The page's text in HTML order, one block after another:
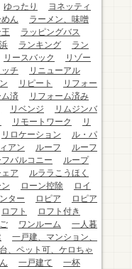
ゆったり
ヨネッティ
めん
ラーメン、味噌
ラッピングバス
ランキング
ラン
リースバック
リゾー
ッチ
リニューアル
リピート
リフォー
ム済
リフォーム済み
リベンジ
リムジンバ
リモートワーク
リ
リロケーション
ル・パ
アン
ルーフ
ルーフ
フバルコニー
ループ
ア
ルララこうほく
ローン控除
ロイ
ター
ロピア
ロピア
ロフト
ロフト付き
ワンルーム
一人暮
一戸建、マンション、
、ペット可、ケロちゃ
一戸建て
一杯